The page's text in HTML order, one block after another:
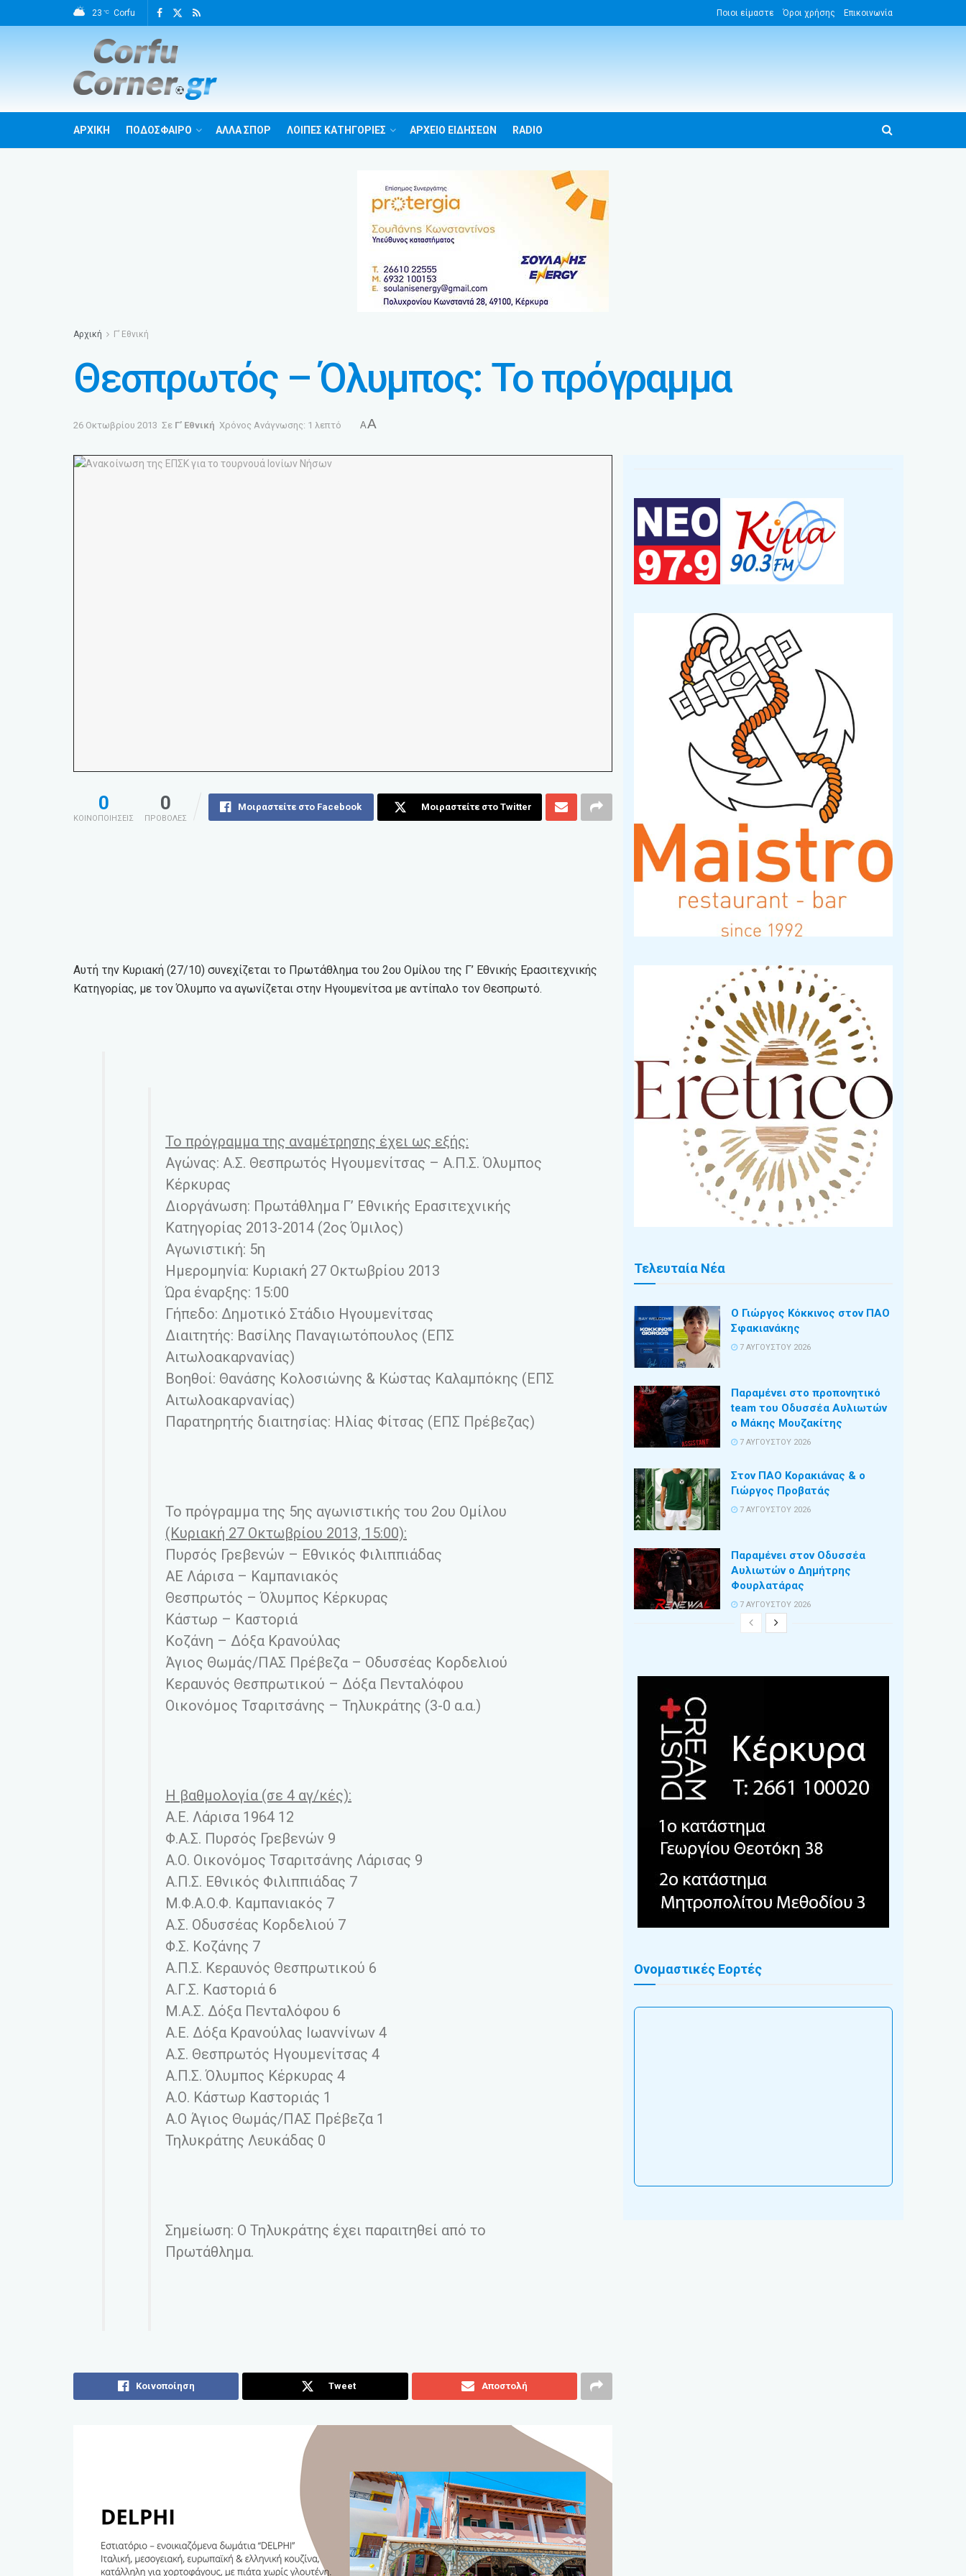
23 °C Corfu Ποιοι είμαστε Όροι χρήσης Επικοινωνία
ΑΡΧΙΚΗ ΠΟΔΟΣΦΑΙΡΟ ΑΛΛΑ ΣΠΟΡ ΛΟΙΠΕΣ ΚΑΤΗΓΟΡΙΕΣ ΑΡΧΕΙΟ ΕΙΔΗΣΕΩΝ RADIO
Αρχική Γ’ Εθνική
Θεσπρωτός – Όλυμπος: Το πρόγραμμα
26 Οκτωβρίου 2013 Σε Γ’ Εθνική Χρόνος Ανάγνωσης: 1 λεπτό AA
0
ΚΟΙΝΟΠΟΙΗΣΕΙΣ
0
ΠΡΟΒΟΛΕΣ
Μοιραστείτε στο Facebook Μοιραστείτε στο Twitter
Αυτή την Κυριακή (27/10) συνεχίζεται το Πρωτάθλημα του 2ου Ομίλου της Γ’ Εθνικής Ερασιτεχνικής
Κατηγορίας, με τον Όλυμπο να αγωνίζεται στην Ηγουμενίτσα με αντίπαλο τον Θεσπρωτό.
Το πρόγραμμα της αναμέτρησης έχει ως εξής:
Αγώνας: Α.Σ. Θεσπρωτός Ηγουμενίτσας – Α.Π.Σ. Όλυμπος
Κέρκυρας
Διοργάνωση: Πρωτάθλημα Γ’ Εθνικής Ερασιτεχνικής
Κατηγορίας 2013-2014 (2ος Όμιλος)
Αγωνιστική: 5η
Ημερομηνία: Κυριακή 27 Οκτωβρίου 2013
Ώρα έναρξης: 15:00
Γήπεδο: Δημοτικό Στάδιο Ηγουμενίτσας
Διαιτητής: Βασίλης Παναγιωτόπουλος (ΕΠΣ
Αιτωλοακαρνανίας)
Βοηθοί: Θανάσης Κολοσιώνης & Κώστας Καλαμπόκης (ΕΠΣ
Αιτωλοακαρνανίας)
Παρατηρητής διαιτησίας: Ηλίας Φίτσας (ΕΠΣ Πρέβεζας)
Το πρόγραμμα της 5ης αγωνιστικής του 2ου Ομίλου
(Κυριακή 27 Οκτωβρίου 2013, 15:00):
Πυρσός Γρεβενών – Εθνικός Φιλιππιάδας
ΑΕ Λάρισα – Καμπανιακός
Θεσπρωτός – Όλυμπος Κέρκυρας
Κάστωρ – Καστοριά
Κοζάνη – Δόξα Κρανούλας
Άγιος Θωμάς/ΠΑΣ Πρέβεζα – Οδυσσέας Κορδελιού
Κεραυνός Θεσπρωτικού – Δόξα Πενταλόφου
Οικονόμος Τσαριτσάνης – Τηλυκράτης (3-0 α.α.)
Η βαθμολογία (σε 4 αγ/κές):
Α.Ε. Λάρισα 1964 12
Φ.Α.Σ. Πυρσός Γρεβενών 9
Α.Ο. Οικονόμος Τσαριτσάνης Λάρισας 9
Α.Π.Σ. Εθνικός Φιλιππιάδας 7
Μ.Φ.Α.Ο.Φ. Καμπανιακός 7
Α.Σ. Οδυσσέας Κορδελιού 7
Φ.Σ. Κοζάνης 7
Α.Π.Σ. Κεραυνός Θεσπρωτικού 6
Α.Γ.Σ. Καστοριά 6
Μ.Α.Σ. Δόξα Πενταλόφου 6
Α.Ε. Δόξα Κρανούλας Ιωαννίνων 4
Α.Σ. Θεσπρωτός Ηγουμενίτσας 4
Α.Π.Σ. Όλυμπος Κέρκυρας 4
Α.Ο. Κάστωρ Καστοριάς 1
Α.Ο Άγιος Θωμάς/ΠΑΣ Πρέβεζα 1
Τηλυκράτης Λευκάδας 0
Σημείωση: Ο Τηλυκράτης έχει παραιτηθεί από το
Πρωτάθλημα.
Κοινοποίηση Tweet Αποστολή
Τελευταία Νέα
Ο Γιώργος Κόκκινος στον ΠΑΟ
Σφακιανάκης
7 ΑΥΓΟΎΣΤΟΥ 2026
Παραμένει στο προπονητικό
team του Οδυσσέα Αυλιωτών
ο Μάκης Μουζακίτης
7 ΑΥΓΟΎΣΤΟΥ 2026
Στον ΠΑΟ Κορακιάνας & ο
Γιώργος Προβατάς
7 ΑΥΓΟΎΣΤΟΥ 2026
Παραμένει στον Οδυσσέα
Αυλιωτών ο Δημήτρης
Φουρλατάρας
7 ΑΥΓΟΎΣΤΟΥ 2026
Ονομαστικές Εορτές